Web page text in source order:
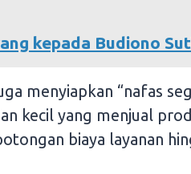
kepada Budiono
menyiapkan “nafas
kecil yang menjual
biaya layanan